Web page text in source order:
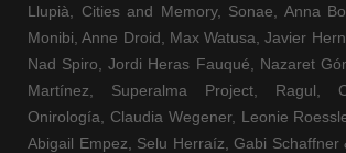
Llupià, Cities and Memory, Sonae, Anna
Monibi, Anne Droid, Max Watusa, Javier
Nad Spiro, Jordi Heras Fauqué, Nazaret
Martínez, Superalma Project, Ragul,
Onirología, Claudia Wegener, Leonie
Abigail Empez, Selu Herraíz, Gabi Schaffner